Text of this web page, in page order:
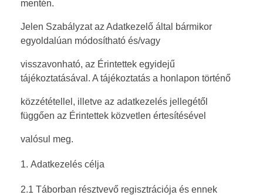
mentén.
Jelen Szabályzat az Adatkezelő által bármikor
egyoldalúan módosítható és/vagy
visszavonható, az Érintettek egyidejű
tájékoztatásával. A tájékoztatás a honlapon történő
közzététellel, illetve az adatkezelés jellegétől
függően az Érintettek közvetlen értesítésével
valósul meg.
Adatkezelés célja
2.1 Táborban résztvevő regisztrációja és ennek